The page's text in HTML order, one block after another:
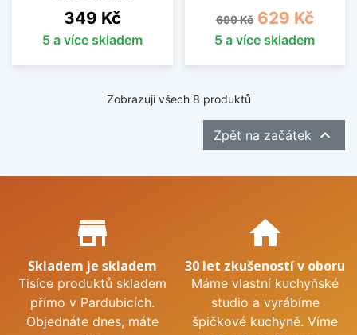
Cena
349 Kč
5 a více skladem
Běžná cena
699 Kč Cena
629 Kč
5 a více skladem
Zobrazuji všech 8 produktů
Zpět na začátek 
Proč nakupovat u nás?
store_mall_directory
Skladem je skladem
Tisíce produktů skladem
přímo v Pardubicích.
Objednáte dnes, máte
home
30 let zkušeností v oboru
Máme vlastní kuchyňské
studio a vyrábíme
špičkové kuchyně. Víme